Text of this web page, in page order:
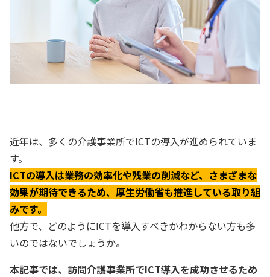
近年は、多くの介護事業所でICTの導入が進められていま
す。
ICTの導入は業務の効率化や残業の削減など、さまざまな
効果が期待できるため、厚生労働省も推進している取り組
みです。
他方で、どのようにICTを導入すべきかわからない方も多
いのではないでしょうか。
本記事では、訪問介護事業所でICT導入を成功させるため